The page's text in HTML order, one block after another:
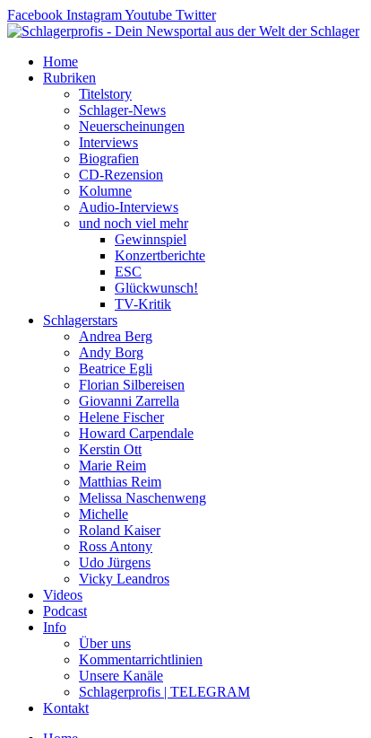
Zum
Inhalt
Facebook InstagramYoutube Twitter
Home
Rubriken
Titelstory
Schlager-News
Neuerscheinungen
Interviews
Biografien
CD-Rezension
Kolumne
Audio-Interviews
und noch viel mehr
Gewinnspiel
Konzertberichte
ESC
Glückwunsch!
TV-Kritik
Schlagerstars
Andrea Berg
Andy Borg
Beatrice Egli
Florian Silbereisen
Giovanni Zarrella
Helene Fischer
Howard Carpendale
Kerstin Ott
Marie Reim
Matthias Reim
Melissa Naschenweng
Michelle
Roland Kaiser
Ross Antony
Udo Jürgens
Vicky Leandros
Videos
Podcast
Info
Über uns
Kommentarrichtlinien
Unsere Kanäle
Schlagerprofis | TELEGRAM
Kontakt